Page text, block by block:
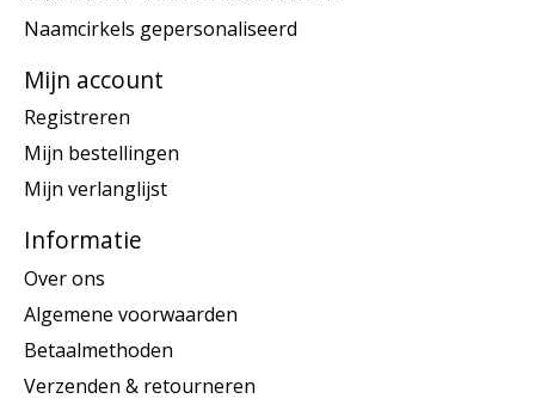
Naamcirkels gepersonaliseerd
Mijn account
Registreren
Mijn bestellingen
Mijn verlanglijst
Informatie
Over ons
Algemene voorwaarden
Betaalmethoden
Verzenden & retourneren